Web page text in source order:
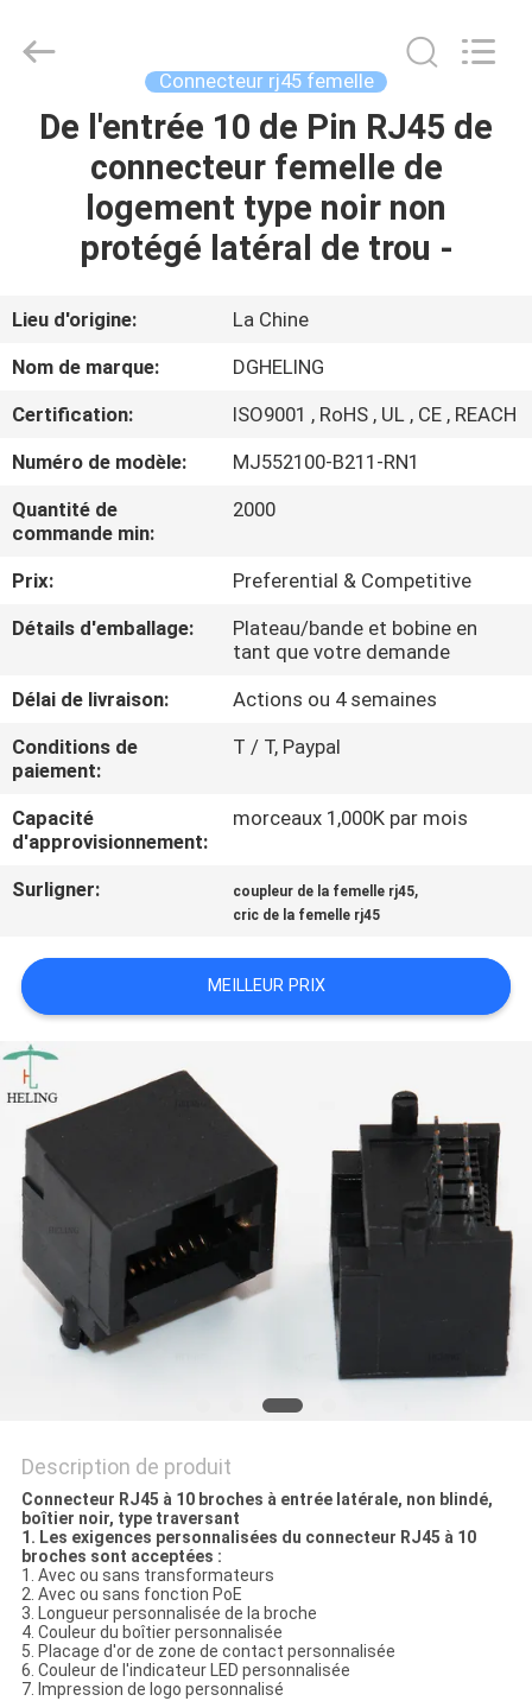
MAISON
PRODUITS
SUJET
DE
NOUS
VISITE
D'USINE
CONTRÔLE
DE
CONTACTEZ-
NOUS
DEMANDEZ
UNE
PLAN
DU
SITE
POLITIQUE
EN
MATIÈRE
DE
PROTECTION
VIE
PRIVÉE
Ltd..
Developed
Connecteur rj45 femelle
De l'entrée 10 de Pin RJ45 de
connecteur femelle de
logement type noir non
protégé latéral de trou -
Lieu d'origine:
La Chine
Nom de marque:
DGHELING
Certification:
ISO9001 , RoHS , UL , CE , REACH
Numéro de modèle:
MJ552100-B211-RN1
Quantité de
commande min:
2000
Prix:
Preferential & Competitive
Détails d'emballage:
Plateau/bande et bobine en
tant que votre demande
Délai de livraison:
Actions ou 4 semaines
Conditions de
paiement:
T / T, Paypal
Capacité
d'approvisionnement:
morceaux 1,000K par mois
Surligner: coupleur de la femelle rj45,
cric de la femelle rj45
MEILLEUR PRIX
Description de produit
Connecteur RJ45 à 10 broches à entrée latérale, non blindé,
boîtier noir, type traversant
1. Les exigences personnalisées du connecteur RJ45 à 10
broches sont acceptées :
1. Avec ou sans transformateurs
2. Avec ou sans fonction PoE
3. Longueur personnalisée de la broche
4. Couleur du boîtier personnalisée
5. Placage d'or de zone de contact personnalisée
6. Couleur de l'indicateur LED personnalisée
7. Impression de logo personnalisé